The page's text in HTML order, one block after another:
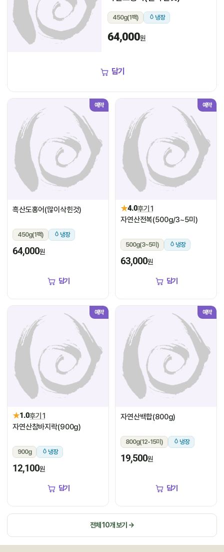
450g(1팩) 냉장
64,000원
담기
예약
흑산도홍어(많이삭힌것)
450g(1팩) 냉장
64,000원
담기
예약
★4.0후기 1
자연산전복(500g/3~5미)
500g(3~5미) 냉장
63,000원
담기
예약
★1.0후기 1
자연산참바지락(900g)
900g 냉장
12,100원
담기
예약
자연산백합(800g)
800g(12-15미) 냉장
19,500원
담기
전체 10개 보기 →